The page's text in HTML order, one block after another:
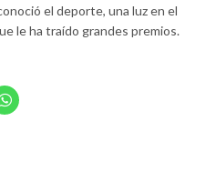
el deporte, una luz en el
le ha traído grandes premios.